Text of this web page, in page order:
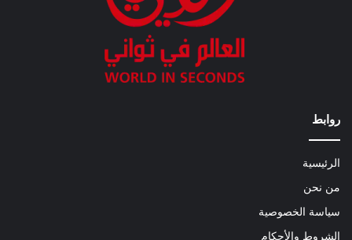
روابط
الرئيسية
من نحن
سياسة الخصوصية
الشروط والأحكام